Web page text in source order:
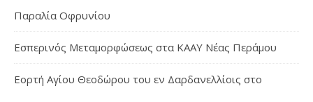
Παραλία Οφρυνίου
Εσπερινός Μεταμορφώσεως στα ΚΑΑΥ Νέας Περάμου
Εορτή Αγίου Θεοδώρου του εν Δαρδανελλίοις στο